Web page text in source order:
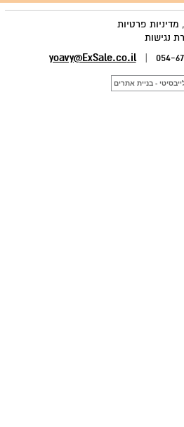
yoavy@ExSale.co.il
מדיניות פרטיות
נגישות
- בניית אתרים